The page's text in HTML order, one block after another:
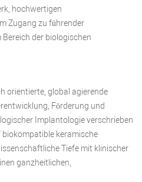
hochwertigen
Zugang zu führender
der biologischen
orientierte, global agierende
Förderung und
Implantologie verschrieben
biokompatible keramische
Tiefe mit klinischer
ganzheitlichen,